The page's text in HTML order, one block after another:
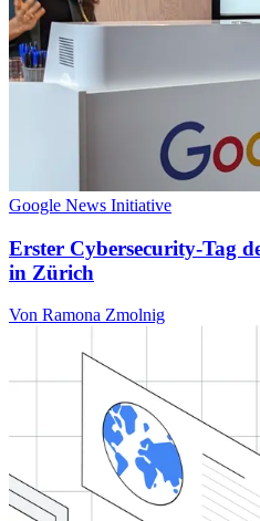
Google News Initiative
Erster Cybersecurity-Tag
in Zürich
Von Ramona Zmolnig